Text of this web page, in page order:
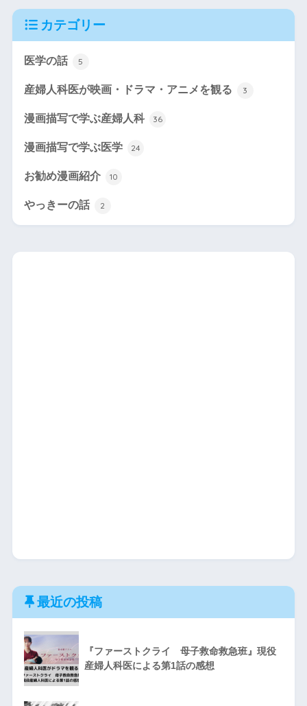
カテゴリー
医学の話 5
産婦人科医が映画・ドラマ・アニメを観る 3
漫画描写で学ぶ産婦人科 36
漫画描写で学ぶ医学 24
お勧め漫画紹介 10
やっきーの話 2
最近の投稿
『ファーストクライ 母子救命救急班』現役
産婦人科医による第1話の感想